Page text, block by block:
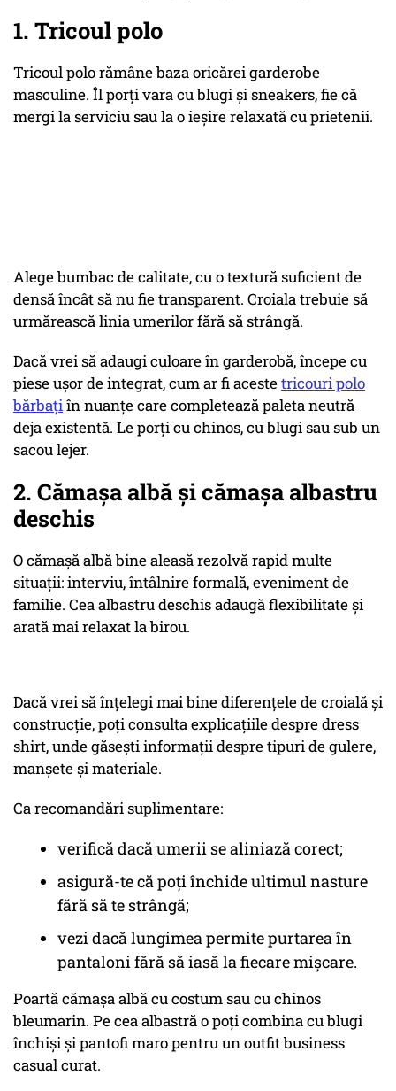
1. Tricoul polo
Tricoul polo rămâne baza oricărei garderobe
masculine. Îl porți vara cu blugi și sneakers, fie că
mergi la serviciu sau la o ieșire relaxată cu prietenii.
Alege bumbac de calitate, cu o textură suficient de
densă încât să nu fie transparent. Croiala trebuie să
urmărească linia umerilor fără să strângă.
Dacă vrei să adaugi culoare în garderobă, începe cu
piese ușor de integrat, cum ar fi acestetricouri polo
bărbațiîn nuanțe care completează paleta neutră
deja existentă. Le porți cu chinos, cu blugi sau sub un
sacou lejer.
2. Cămașa albă și cămașa albastru
deschis
O cămașă albă bine aleasă rezolvă rapid multe
situații: interviu, întâlnire formală, eveniment de
familie. Cea albastru deschis adaugă flexibilitate și
arată mai relaxat la birou.
Dacă vrei să înțelegi mai bine diferențele de croială și
construcție, poți consulta explicațiile despre dress
shirt, unde găsești informații despre tipuri de gulere,
manșete și materiale.
Ca recomandări suplimentare:
verifică dacă umerii se aliniază corect;
asigură-te că poți închide ultimul nasture
fără să te strângă;
vezi dacă lungimea permite purtarea în
pantaloni fără să iasă la fiecare mișcare.
Poartă cămașa albă cu costum sau cu chinos
bleumarin. Pe cea albastră o poți combina cu blugi
închiși și pantofi maro pentru un outfit business
casual curat.